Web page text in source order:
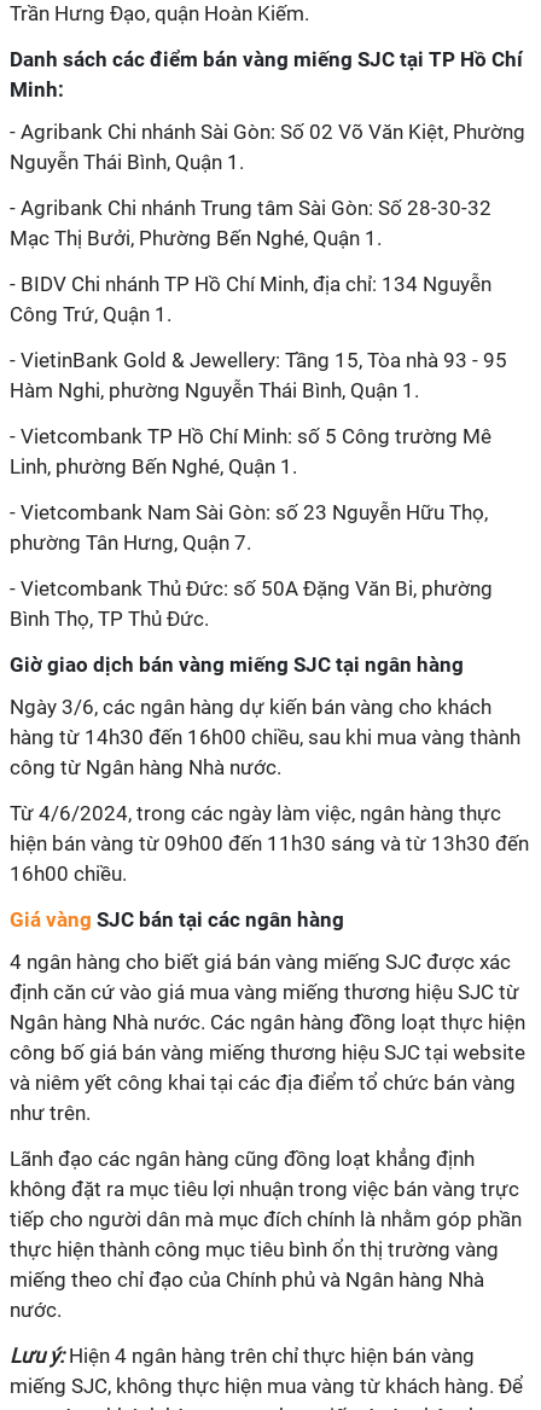
Trần Hưng Đạo, quận Hoàn Kiếm.
Danh sách các điểm bán vàng miếng SJC tại TP Hồ Chí
Minh:
- Agribank Chi nhánh Sài Gòn: Số 02 Võ Văn Kiệt, Phường
Nguyễn Thái Bình, Quận 1.
- Agribank Chi nhánh Trung tâm Sài Gòn: Số 28-30-32
Mạc Thị Bưởi, Phường Bến Nghé, Quận 1.
- BIDV Chi nhánh TP Hồ Chí Minh, địa chỉ: 134 Nguyễn
Công Trứ, Quận 1.
- VietinBank Gold & Jewellery: Tầng 15, Tòa nhà 93 - 95
Hàm Nghi, phường Nguyễn Thái Bình, Quận 1.
- Vietcombank TP Hồ Chí Minh: số 5 Công trường Mê
Linh, phường Bến Nghé, Quận 1.
- Vietcombank Nam Sài Gòn: số 23 Nguyễn Hữu Thọ,
phường Tân Hưng, Quận 7.
- Vietcombank Thủ Đức: số 50A Đặng Văn Bi, phường
Bình Thọ, TP Thủ Đức.
Giờ giao dịch bán vàng miếng SJC tại ngân hàng
Ngày 3/6, các ngân hàng dự kiến bán vàng cho khách
hàng từ 14h30 đến 16h00 chiều, sau khi mua vàng thành
công từ Ngân hàng Nhà nước.
Từ 4/6/2024, trong các ngày làm việc, ngân hàng thực
hiện bán vàng từ 09h00 đến 11h30 sáng và từ 13h30 đến
16h00 chiều.
Giá vàng SJC bán tại các ngân hàng
4 ngân hàng cho biết giá bán vàng miếng SJC được xác
định căn cứ vào giá mua vàng miếng thương hiệu SJC từ
Ngân hàng Nhà nước. Các ngân hàng đồng loạt thực hiện
công bố giá bán vàng miếng thương hiệu SJC tại website
và niêm yết công khai tại các địa điểm tổ chức bán vàng
như trên.
Lãnh đạo các ngân hàng cũng đồng loạt khẳng định
không đặt ra mục tiêu lợi nhuận trong việc bán vàng trực
tiếp cho người dân mà mục đích chính là nhằm góp phần
thực hiện thành công mục tiêu bình ổn thị trường vàng
miếng theo chỉ đạo của Chính phủ và Ngân hàng Nhà
nước.
Lưu ý:Hiện 4 ngân hàng trên chỉ thực hiện bán vàng
miếng SJC, không thực hiện mua vàng từ khách hàng. Để